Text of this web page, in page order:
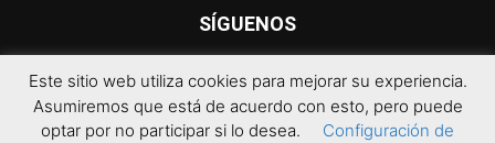
SÍGUENOS
Este sitio web utiliza cookies para mejorar su experiencia.
Asumiremos que está de acuerdo con esto, pero puede
optar por no participar si lo desea.
Configuración de